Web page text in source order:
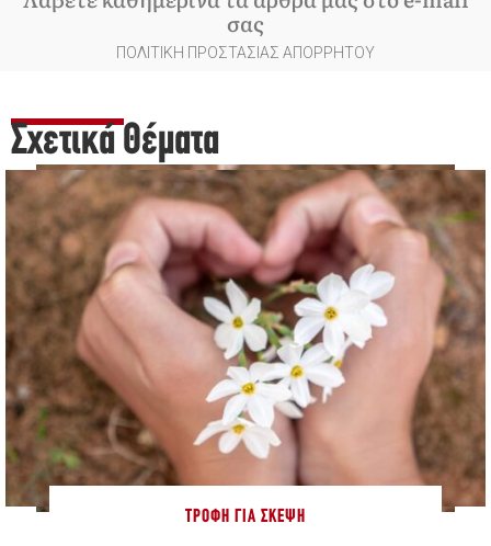
σας
ΠΟΛΙΤΙΚΗ ΠΡΟΣΤΑΣΙΑΣ ΑΠΟΡΡΗΤΟΥ
Σχετικά Θέματα
ΤΡΟΦΉ ΓΙΑ ΣΚΈΨΗ